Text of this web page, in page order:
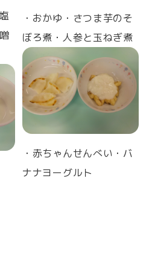
・おかゆ・さつま芋のそ
ぼろ煮・人参と玉ねぎ煮
・赤ちゃんせんべい・バ
ナナヨーグルト